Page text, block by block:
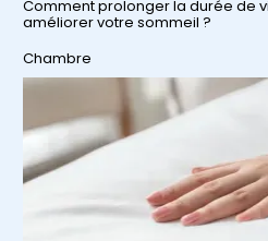
Comment prolonger la durée de
améliorer votre sommeil ?
Par rapport à
Chambre